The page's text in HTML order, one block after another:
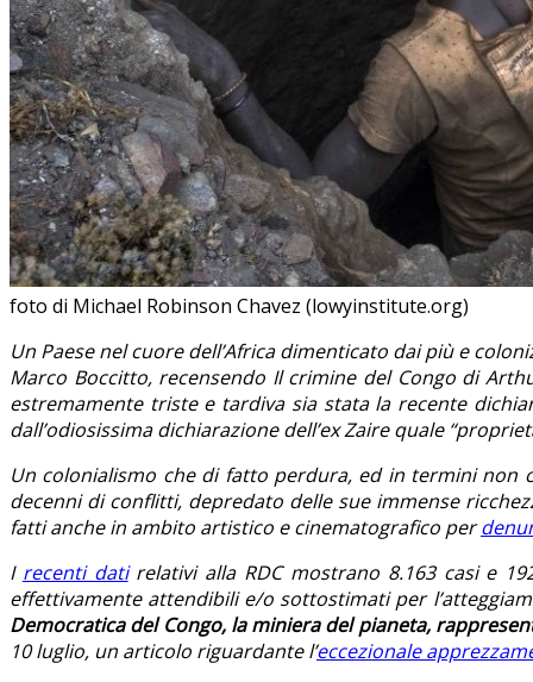
foto di Michael Robinson Chavez (lowyinstitute.org)
Un Paese nel cuore dell’Africa dimenticato dai più e
Marco Boccitto, recensendo Il crimine del Congo di
estremamente triste e tardiva sia stata la recente
dall’odiosissima dichiarazione dell’ex Zaire quale
Un colonialismo che di fatto perdura, ed in termini non
decenni di conflitti, depredato delle sue immense
fatti anche in ambito artistico e cinematografico per
I recenti datirelativi alla RDC mostrano 8.163 casi e
effettivamente attendibili e/o sottostimati per
Democratica del Congo, la miniera del pianeta,
10 luglio, un articolo riguardante l’eccezionale